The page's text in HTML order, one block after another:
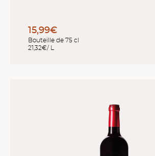
15,99€
Bouteille de 75 cl
21,32€/ L